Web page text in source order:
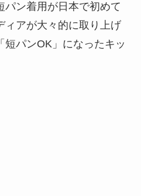
パン着用が日本で初めて
ィアが大々的に取り上げ
短パンOK」になったキッ